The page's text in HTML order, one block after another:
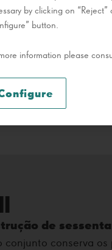
de
conserva
by clicking on
button.
information please